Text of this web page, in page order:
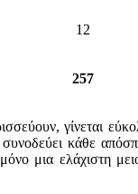
12
257
γίνεται
συνοδεύει κάθε
μια ελάχιστη